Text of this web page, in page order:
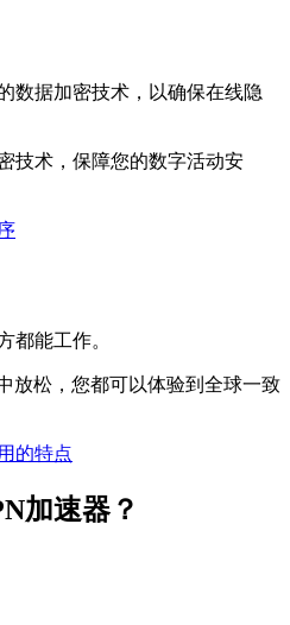
技术，保障您的数字活动安
放松，您都可以体验到全球一致
的特点
加速器？